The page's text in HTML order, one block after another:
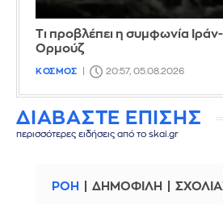
Τι προβλέπει η συμφωνία
Ορμούζ
ΚΟΣΜΟΣ 20:57, 05.08.2026
ΔΙΑΒΑΣΤΕ ΕΠΙΣΗΣ
περισσότερες ειδήσεις από το skai.gr
ΡΟΗ ΔΗΜΟΦΙΛΗ